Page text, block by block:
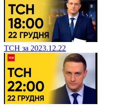
ТСН за 2023.12.22